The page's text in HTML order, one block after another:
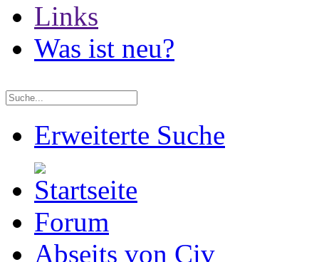
Links
Was ist neu?
Erweiterte Suche
Forum
Abseits von Civ